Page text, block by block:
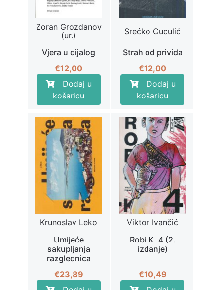
Zoran Grozdanov
(ur.)
Vjera u dijalog
€12,00
Dodaj u
košaricu
Srećko Cuculić
Strah od privida
€12,00
Dodaj u
košaricu
Krunoslav Leko
Umijeće
sakupljanja
razglednica
€23,89
Viktor Ivančić
Robi K. 4 (2.
izdanje)
€10,49